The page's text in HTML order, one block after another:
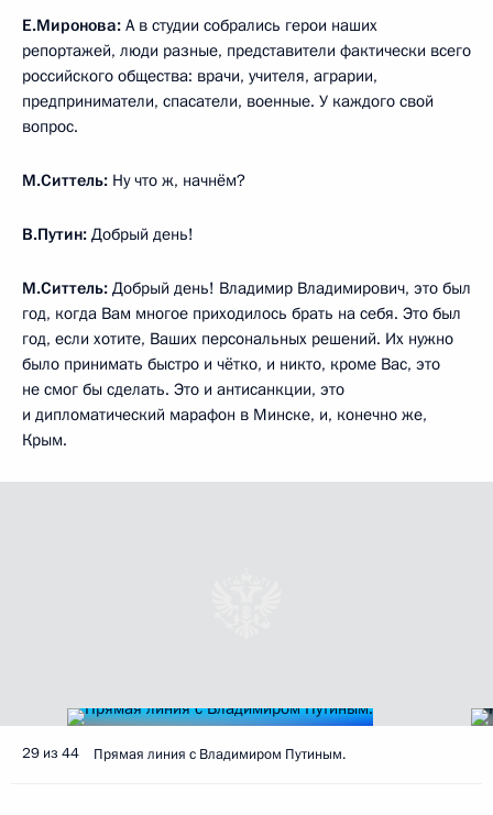
Е.Миронова: А в студии собрались герои наших
репортажей, люди разные, представители фактически всего
российского общества: врачи, учителя, аграрии,
предприниматели, спасатели, военные. У каждого свой
вопрос.
М.Ситтель: Ну что ж, начнём?
В.Путин: Добрый день!
М.Ситтель: Добрый день! Владимир Владимирович, это был
год, когда Вам многое приходилось брать на себя. Это был
год, если хотите, Ваших персональных решений. Их нужно
было принимать быстро и чётко, и никто, кроме Вас, это
не смог бы сделать. Это и антисанкции, это
и дипломатический марафон в Минске, и, конечно же,
Крым.
29 из 44 Прямая линия с Владимиром Путиным.